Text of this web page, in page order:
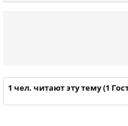
1 чел. читают эту тему (1